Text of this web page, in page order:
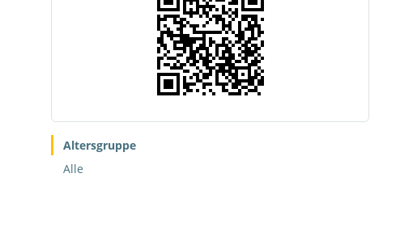
Altersgruppe
Alle